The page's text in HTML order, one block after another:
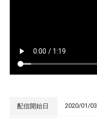
配信開始日 2020/01/03